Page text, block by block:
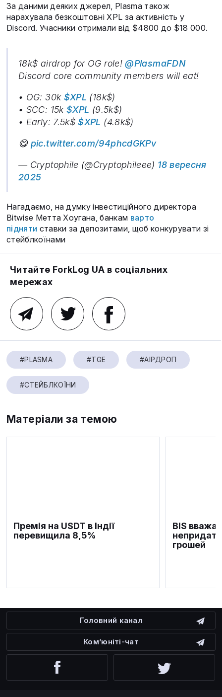
За даними деяких джерел, Plasma також
нарахувала безкоштовні XPL за активність у
Discord. Учасники отримали від $4800 до $18 000.
18k$ airdrop for OG role!@PlasmaFDN
Discord core community members will eat!
• OG: 30k $XPL (18k$)
• SCC: 15k $XPL (9.5k$)
• Early: 7.5k$$XPL (4.8k$)
😋 pic.twitter.com/94phcdGKPv
— Cryptophile (@Cryptophileee) 18 вересня
2025
Нагадаємо, на думку інвестиційного директора
Bitwise Метта Хоугана, банкам варто
підняти ставки за депозитами, щоб конкурувати зі
стейблкоїнами
Читайте ForkLog UA в соціальних
мережах
#PLASMA #TGE #АІРДРОП
#СТЕЙБЛКОЇНИ
Матеріали за темою
Премія на USDT в Індії
перевищила 8,5%
BIS
грошей
Головний канал
Ком’юніті-чат